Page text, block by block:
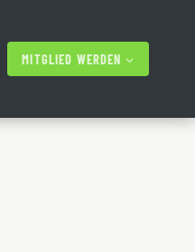
MITGLIED WERDEN